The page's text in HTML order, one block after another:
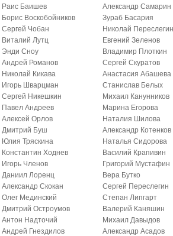
Раис Баишев
Борис Воскобойников
Сергей Чобан
Виталий Лутц
Энди Сноу
Андрей Романов
Николай Кикава
Игорь Шварцман
Сергей Никешкин
Павел Андреев
Алексей Орлов
Дмитрий Буш
Юлия Тряскина
Константин Ходнев
Игорь Членов
Даниил Лоренц
Александр Скокан
Олег Мединский
Дмитрий Остроумов
Антон Надточий
Андрей Гнездилов
Александр Самарин
Зураб Басария
Николай
Евгений Зеленов
Владимир Плоткин
Сергей Скуратов
Анастасия Абашева
Станислав Белых
Михаил Канунников
Марина Егорова
Наталия Шилова
Александр Котенков
Наталья Сидорова
Василий Крапивин
Григорий Мустафин
Вера Бутко
Сергей Переслегин
Степан Липгарт
Валерий Каняшин
Михаил Давыдов
Александр Асадов